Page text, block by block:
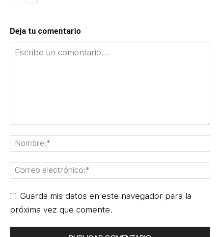
Deja tu comentario
Guarda mis datos en este navegador para la
próxima vez que comente.